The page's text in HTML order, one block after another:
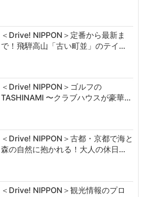
＜Drive! NIPPON＞定番から最新ま
で！飛騨高山「古い町並」のテイ…
＜Drive! NIPPON＞ゴルフの
TASHINAMI 〜クラブハウスが豪華…
＜Drive! NIPPON＞古都・京都で海と
森の自然に抱かれる！大人の休日…
＜Drive! NIPPON＞観光情報のプロ